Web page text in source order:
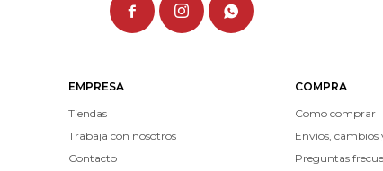
EMPRESA
Tiendas
Trabaja con nosotros
Contacto
COMPRA
Como comprar
Envíos, cambios
Preguntas
  